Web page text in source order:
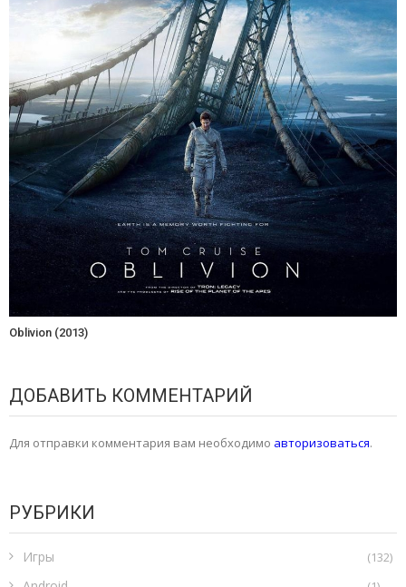
Oblivion (2013)
ДОБАВИТЬ КОММЕНТАРИЙ
Для отправки комментария вам необходимо авторизоваться.
РУБРИКИ
Игры (132)